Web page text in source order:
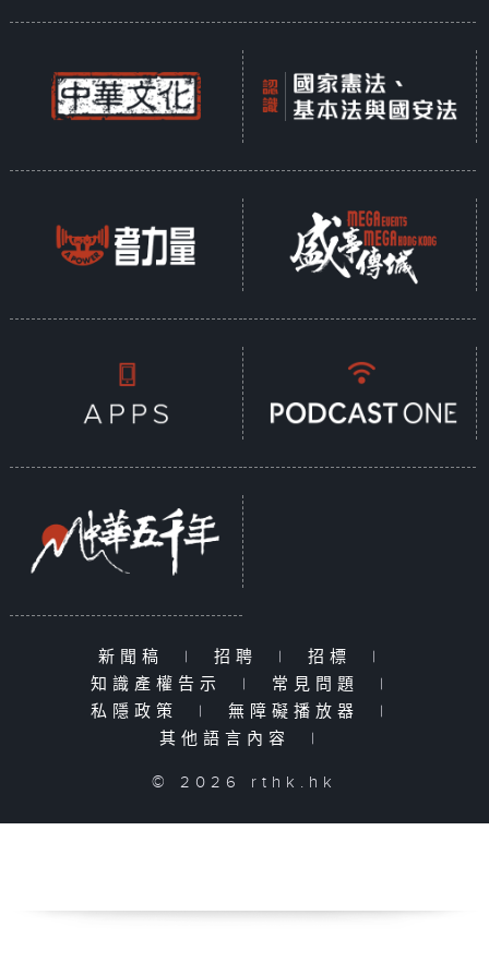
新聞稿 | 招聘 | 招標
|
知識產權告示
| 常見問題
|
私隱政策
| 無障礙播放器
|
其他語言內容
|
© 2026 rthk.hk